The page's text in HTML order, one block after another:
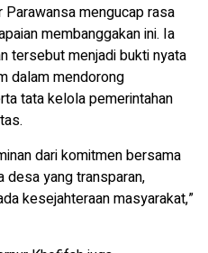
mengucap rasa
membanggakan ini. Ia
tersebut menjadi bukti nyata
dalam mendorong
tata kelola pemerintahan
dari komitmen bersama
desa yang transparan,
kesejahteraan masyarakat,”